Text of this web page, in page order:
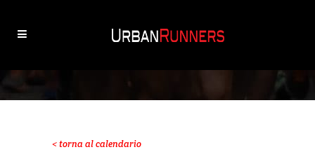
< torna al calendario